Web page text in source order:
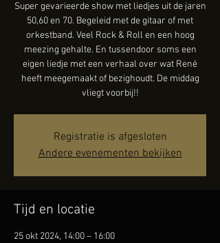
Super gevarieerde show met liedjes uit de jaren
50,60 en 70. Begeleid met de gitaar of met
orkestband. Veel Rock & Roll en een hoog
meezing gehalte. En tussendoor soms een
eigen liedje met een verhaal over wat René
heeft meegemaakt of bezighoudt. De middag
vliegt voorbij!!
Registratie is afgesloten
Andere evenementen bekijken
Tijd en locatie
25 okt 2024, 14:00 – 16:00